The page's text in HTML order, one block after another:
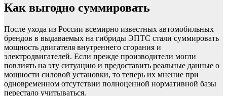
Как выгодно суммировать
После ухода из России всемирно известных автомобильных
брендов в выдаваемых на гибриды ЭПТС стали суммировать
мощность двигателя внутреннего сгорания и
электродвигателей. Если прежде производители могли
повлиять на эту ситуацию и предоставить реальные данные о
мощности силовой установки, то теперь их мнение при
одновременном отсутствии полноценной нормативной базы
перестало учитываться.